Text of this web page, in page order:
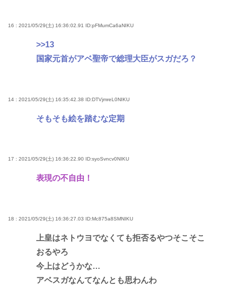
16 : 2021/05/29(土) 16:36:02.91 ID:pFMumCa6aNIKU
>>13
国家元首がアベ聖帝で総理大臣がスガだろ？
14 : 2021/05/29(土) 16:35:42.38 ID:DTVjmreL0NIKU
そもそも絵を踏むな定期
17 : 2021/05/29(土) 16:36:22.90 ID:syoSvncv0NIKU
表現の不自由！
18 : 2021/05/29(土) 16:36:27.03 ID:Mc875a8SMNIKU
上皇はネトウヨでなくても拒否るやつそこそこ
おるやろ
今上はどうかな…
アベスガなんてなんとも思わんわ